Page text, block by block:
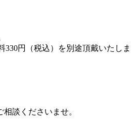
円（税込）を別途頂戴いたしま
談くださいませ。